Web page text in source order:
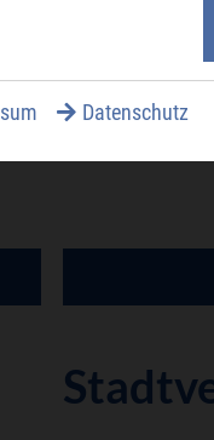
Datenschutz